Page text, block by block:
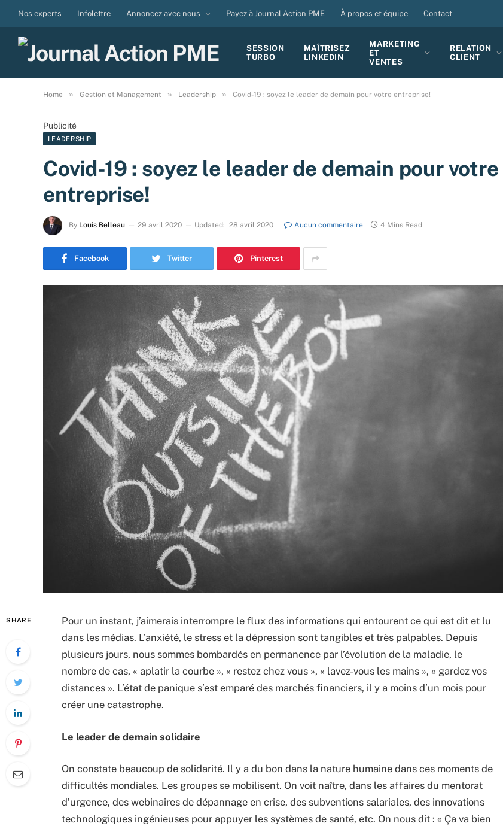
Nos experts Infolettre Annoncez avec nous Payez à Journal Action PME À propos et équipe Contact
SESSION
TURBO
MAÎTRISEZ
LINKEDIN
MARKETING
ET
VENTES
RELATION
CLIENT
Home » Gestion et Management » Leadership » Covid-19 : soyez le leader de demain pour votre entreprise!
Publicité
LEADERSHIP
Covid-19 : soyez le leader de demain pour votre
entreprise!
By Louis Belleau 29 avril 2020 Updated: 28 avril 2020 Aucun commentaire 4 Mins Read
Facebook Twitter Pinterest
SHARE
Pour un instant, j’aimerais interrompre le flux des informations qui entourent ce qui est dit et lu
dans les médias. L’anxiété, le stress et la dépression sont tangibles et très palpables. Depuis
plusieurs jours, nous sommes bombardés en permanence par l’évolution de la maladie, le
nombre de cas, « aplatir la courbe », « restez chez vous », « lavez-vous les mains », « gardez vos
distances ». L’état de panique s’est emparé des marchés financiers, il y a moins d’un mois pour
créer une catastrophe.
Le leader de demain solidaire
On constate beaucoup de solidarité. Il y a du bon dans la nature humaine dans ces moments de
difficultés mondiales. Les groupes se mobilisent. On voit naître, dans les affaires du mentorat
d’urgence, des webinaires de dépannage en crise, des subventions salariales, des innovations
technologiques ingénieuses pour appuyer les systèmes de santé, etc. On nous dit : « Ça va bien